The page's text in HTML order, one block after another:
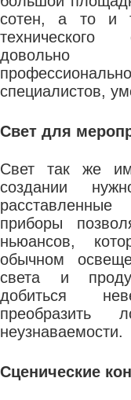
сотен, а то и
технического
довольно
специалистов,
Свет для
Свет так же
создании
приборы
ньюансов,
обычном
света и
добиться
преобразить
неузнаваемости.
Сценические